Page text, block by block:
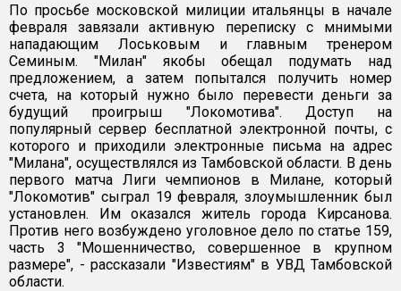
По просьбе московской милиции итальянцы в начале
февраля завязали активную переписку с мнимыми
нападающим Лоськовым и главным тренером
Семиным. "Милан" якобы обещал подумать над
предложением, а затем попытался получить номер
счета, на который нужно было перевести деньги за
будущий проигрыш "Локомотива". Доступ на
популярный сервер бесплатной электронной почты, с
которого и приходили электронные письма на адрес
"Милана", осуществлялся из Тамбовской области. В день
первого матча Лиги чемпионов в Милане, который
"Локомотив" сыграл 19 февраля, злоумышленник был
установлен. Им оказался житель города Кирсанова.
Против него возбуждено уголовное дело по статье 159,
часть 3 "Мошенничество, совершенное в крупном
размере", - рассказали "Известиям" в УВД Тамбовской
области.